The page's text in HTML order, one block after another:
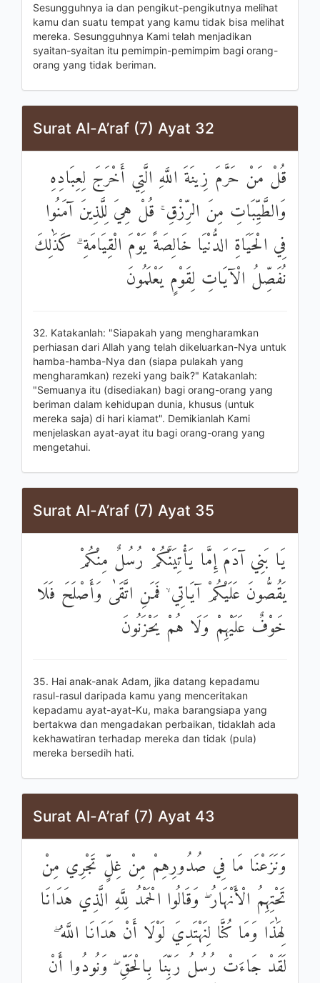
Sesungguhnya ia dan pengikut-pengikutnya melihat
kamu dan suatu tempat yang kamu tidak bisa melihat
mereka. Sesungguhnya Kami telah menjadikan
syaitan-syaitan itu pemimpin-pemimpim bagi orang-
orang yang tidak beriman.
Surat Al-A’raf (7) Ayat 32
قُلْ مَنْ حَرَّمَ زِينَةَ اللَّهِ الَّتِي أَخْرَجَ لِعِبَادِهِ
وَالطَّيِّبَاتِ مِنَ الرِّزْقِ ۚ قُلْ هِيَ لِلَّذِينَ آمَنُوا
فِي الْحَيَاةِ الدُّنْيَا خَالِصَةً يَوْمَ الْقِيَامَةِ ۗ كَذَٰلِكَ
نُفَصِّلُ الْآيَاتِ لِقَوْمٍ يَعْلَمُونَ
32. Katakanlah: "Siapakah yang mengharamkan
perhiasan dari Allah yang telah dikeluarkan-Nya untuk
hamba-hamba-Nya dan (siapa pulakah yang
mengharamkan) rezeki yang baik?" Katakanlah:
"Semuanya itu (disediakan) bagi orang-orang yang
beriman dalam kehidupan dunia, khusus (untuk
mereka saja) di hari kiamat". Demikianlah Kami
menjelaskan ayat-ayat itu bagi orang-orang yang
mengetahui.
Surat Al-A’raf (7) Ayat 35
يَا بَنِي آدَمَ إِمَّا يَأْتِيَنَّكُمْ رُسُلٌ مِنْكُمْ
يَقُصُّونَ عَلَيْكُمْ آيَاتِي ۙ فَمَنِ اتَّقَىٰ وَأَصْلَحَ فَلَا
خَوْفٌ عَلَيْهِمْ وَلَا هُمْ يَحْزَنُونَ
35. Hai anak-anak Adam, jika datang kepadamu
rasul-rasul daripada kamu yang menceritakan
kepadamu ayat-ayat-Ku, maka barangsiapa yang
bertakwa dan mengadakan perbaikan, tidaklah ada
kekhawatiran terhadap mereka dan tidak (pula)
mereka bersedih hati.
Surat Al-A’raf (7) Ayat 43
وَنَزَعْنَا مَا فِي صُدُورِهِمْ مِنْ غِلٍّ تَجْرِي مِنْ
تَحْتِهِمُ الْأَنْهَارُ ۖ وَقَالُوا الْحَمْدُ لِلَّهِ الَّذِي هَدَانَا
لِهَٰذَا وَمَا كُنَّا لِنَهْتَدِيَ لَوْلَا أَنْ هَدَانَا اللَّهُ ۖ
لَقَدْ جَاءَتْ رُسُلُ رَبِّنَا بِالْحَقِّ ۖ وَنُودُوا أَنْ